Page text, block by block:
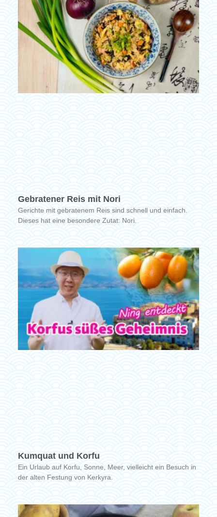
Gebratener Reis mit Nori
Gerichte mit gebratenem Reis sind schnell und einfach.
Dieses hat eine besondere Zutat: Nori.
Kumquat und Korfu
Ein Urlaub auf Korfu, Sonne, Meer, vielleicht ein Besuch in
der alten Festung von Kerkyra.